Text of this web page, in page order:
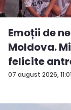
07 august 2026, 11:01
Emoții de
Moldova.
felicite
importan...